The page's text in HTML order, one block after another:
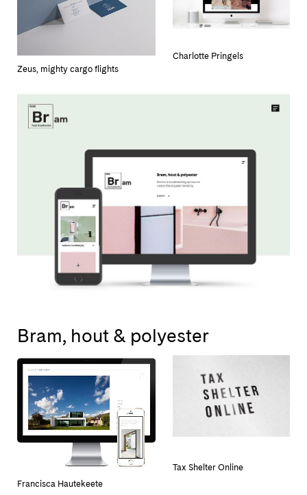
Zeus, mighty cargo flights
Bram, hout & polyester
Charlotte Pringels
Francisca Hautekeete
Tax Shelter Online